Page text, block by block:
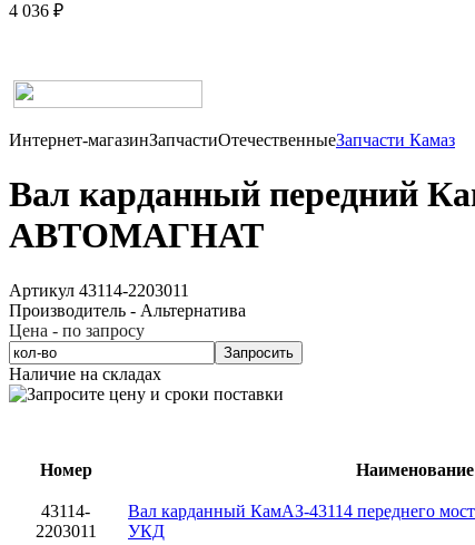
4 036 ₽
Интернет-магазинЗапчастиОтечественныеЗапчасти Камаз
Вал карданный передний
АВТОМАГНАТ
Артикул 43114-2203011
Производитель - Альтернатива
Цена - по запросу
Запросить
Наличие на складах
Номер
Наименование
43114-
2203011
Вал карданный КамАЗ-43114 переднего
УКД